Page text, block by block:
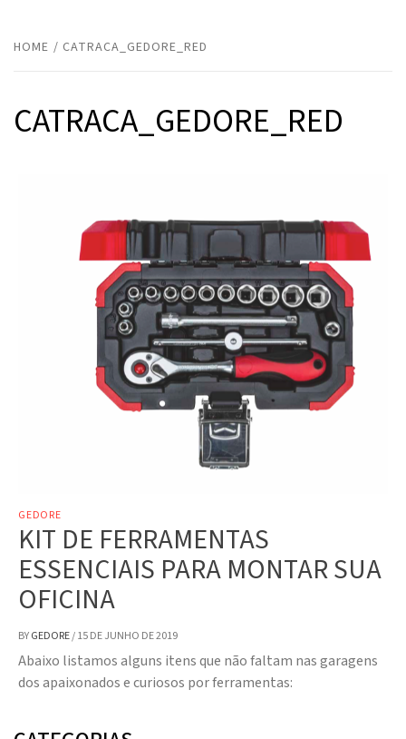
HOME CATRACA_GEDORE_RED
CATRACA_GEDORE_RED
GEDORE
KIT DE FERRAMENTAS
ESSENCIAIS PARA MONTAR SUA
OFICINA
BYGEDORE/15 DE JUNHO DE 2019
Abaixo listamos alguns itens que não faltam nas garagens
dos apaixonados e curiosos por ferramentas: